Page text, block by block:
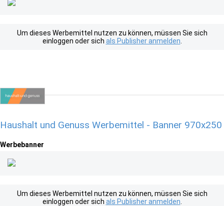
Um dieses Werbemittel nutzen zu können, müssen Sie sich
einloggen oder sich als Publisher anmelden
Haushalt und Genuss Werbemittel - Banner 970x250
Werbebanner
Um dieses Werbemittel nutzen zu können, müssen Sie sich
einloggen oder sich als Publisher anmelden